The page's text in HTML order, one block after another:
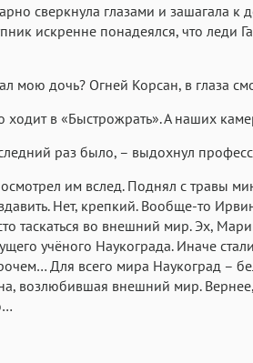
сверкнула глазами и зашагала к
искренне понадеялся, что леди
мою дочь? Огней Корсан, в глаза
ходит в «Быстрожрать». А наших
раз было, – выдохнул
им вслед. Поднял с травы
Нет, крепкий. Вообще-то
таскаться во внешний мир. Эх,
учёного Наукограда. Иначе
Для всего мира Наукоград –
возлюбившая внешний мир. Вернее,